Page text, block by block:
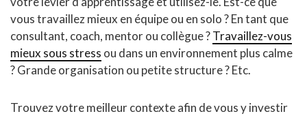
vous travaillez mieux en équipe ou en solo ? En tant que
consultant, coach, mentor ou collègue ?Travaillez-vous
mieux sous stress ou dans un environnement plus calme
? Grande organisation ou petite structure ? Etc.
Trouvez votre meilleur contexte afin de vous y investir